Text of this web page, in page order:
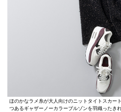
ほのかなラメ糸が大人向けのニットタイトスカー
つあるギャザーノーカラーブルゾンを羽織ったき